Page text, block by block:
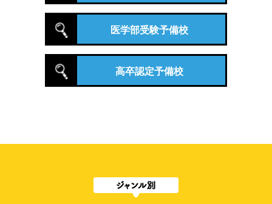
医学部受験予備校
高卒認定予備校